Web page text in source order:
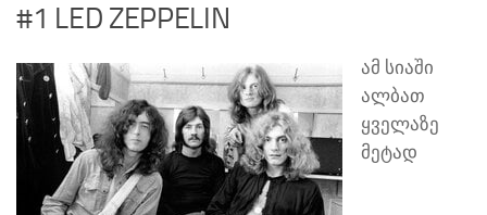
#1 LED ZEPPELIN
ამ სიაში
ალბათ
ყველაზე
მეტად